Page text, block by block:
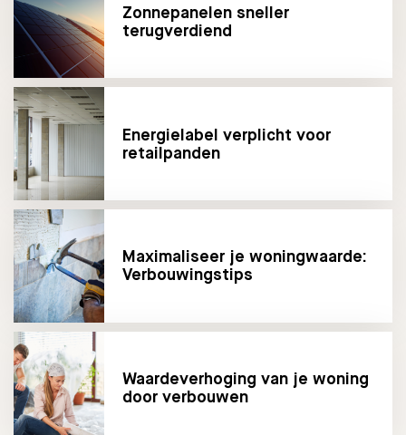
Zonnepanelen sneller
terugverdiend
Energielabel verplicht voor
retailpanden
Maximaliseer je woningwaarde:
Verbouwingstips
Waardeverhoging van je woning
door verbouwen